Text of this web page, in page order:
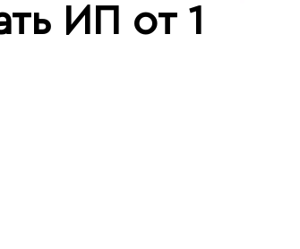
ИП от 1